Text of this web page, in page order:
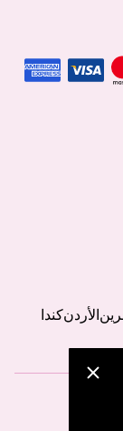
الأردنكندا